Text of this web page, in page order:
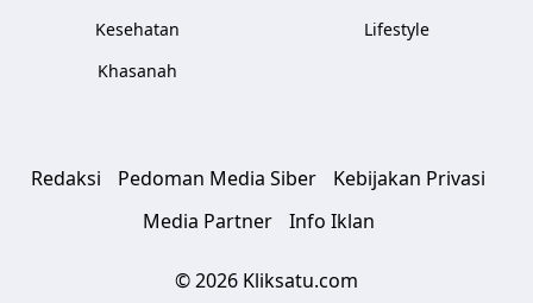
Kesehatan
Khasanah
Lifestyle
Redaksi Pedoman Media Siber
Kebijakan Privasi
Media Partner
Info Iklan
© 2026 Kliksatu.com